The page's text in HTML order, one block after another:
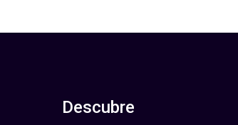
Descubre